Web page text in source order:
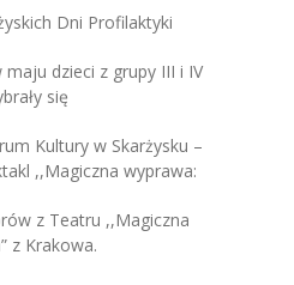
Dni Profilaktyki
dzieci z grupy III i IV
się
Kultury w Skarżysku –
,,Magiczna wyprawa:
z Teatru ,,Magiczna
z Krakowa.